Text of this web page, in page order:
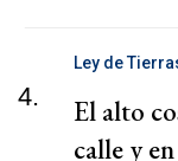
4.
Ley de
El alto
calle y